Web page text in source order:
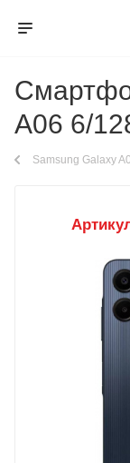
A06 6/
Samsung Galaxy